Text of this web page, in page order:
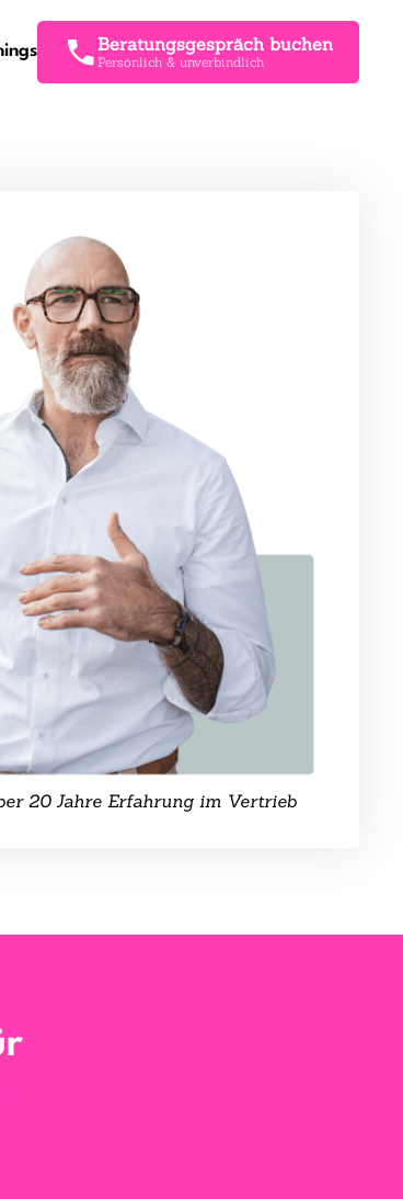
Beratungsgespräch buchen
Persönlich & unverbindlich
20 Jahre Erfahrung im Vertrieb